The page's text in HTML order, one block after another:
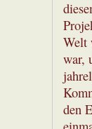
Welt
war,
den